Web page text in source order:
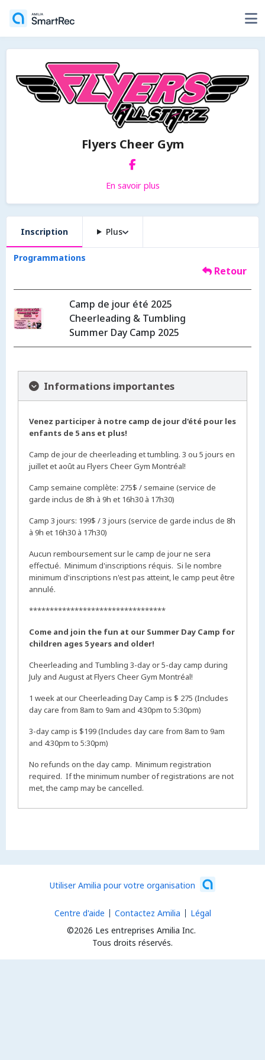
Flyers Cheer Gym
En savoir plus
Inscription Plus
Programmations
Retour
Camp de jour été 2025
Cheerleading & Tumbling
Summer Day Camp 2025
Informations importantes
Venez participer à notre camp de jour d'été pour les
enfants de 5 ans et plus!
Camp de jour de cheerleading et tumbling. 3 ou 5 jours en
juillet et août au Flyers Cheer Gym Montréal!
Camp semaine complète: 275$ / semaine (service de
garde inclus de 8h à 9h et 16h30 à 17h30)
Camp 3 jours: 199$ / 3 jours (service de garde inclus de 8h
à 9h et 16h30 à 17h30)
Aucun remboursement sur le camp de jour ne sera
effectué. Minimum d'inscriptions réquis. Si le nombre
minimum d'inscriptions n'est pas atteint, le camp peut être
annulé.
*********************************
Come and join the fun at our Summer Day Camp for
children ages 5 years and older!
Cheerleading and Tumbling 3-day or 5-day camp during
July and August at Flyers Cheer Gym Montréal!
1 week at our Cheerleading Day Camp is $ 275 (Includes
day care from 8am to 9am and 4:30pm to 5:30pm)
3-day camp is $199 (Includes day care from 8am to 9am
and 4:30pm to 5:30pm)
No refunds on the day camp. Minimum registration
required. If the minimum number of registrations are not
met, the camp may be cancelled.
Utiliser Amilia pour votre organisation
©2026 Les entreprises Amilia Inc.
Tous droits réservés.
Centre d'aide Contactez Amilia Légal